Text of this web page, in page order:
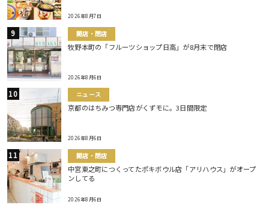
2026年8月7日
開店・閉店
牧野本町の「フルーツショップ日高」が8月末で閉店
2026年8月6日
ニュース
京都のはちみつ専門店がくずモに。3日間限定
2026年8月6日
開店・閉店
中宮東之町につくってたポキボウル店「アリハウス」がオープ
ンしてる
2026年8月6日